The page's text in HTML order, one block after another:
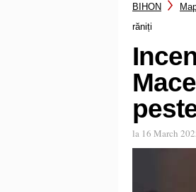
BIHON
răniți
la 16 March